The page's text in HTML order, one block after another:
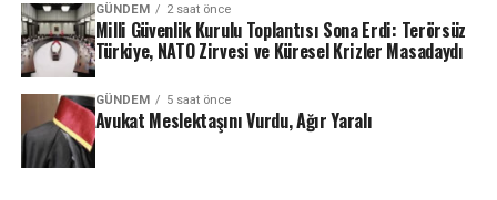
GÜNDEM 2 saat önce
Milli Güvenlik Kurulu Toplantısı Sona Erdi: Terörsüz
Türkiye, NATO Zirvesi ve Küresel Krizler Masadaydı
GÜNDEM 5 saat önce
Avukat Meslektaşını Vurdu, Ağır Yaralı